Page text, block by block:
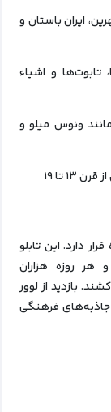
ایران باستان و
و اشیاء
ونوس میلو و
تا ۱۹
دارد. این تابلو
هر روزه هزاران
بازدید از لوور
جاذبه‌های فرهنگی